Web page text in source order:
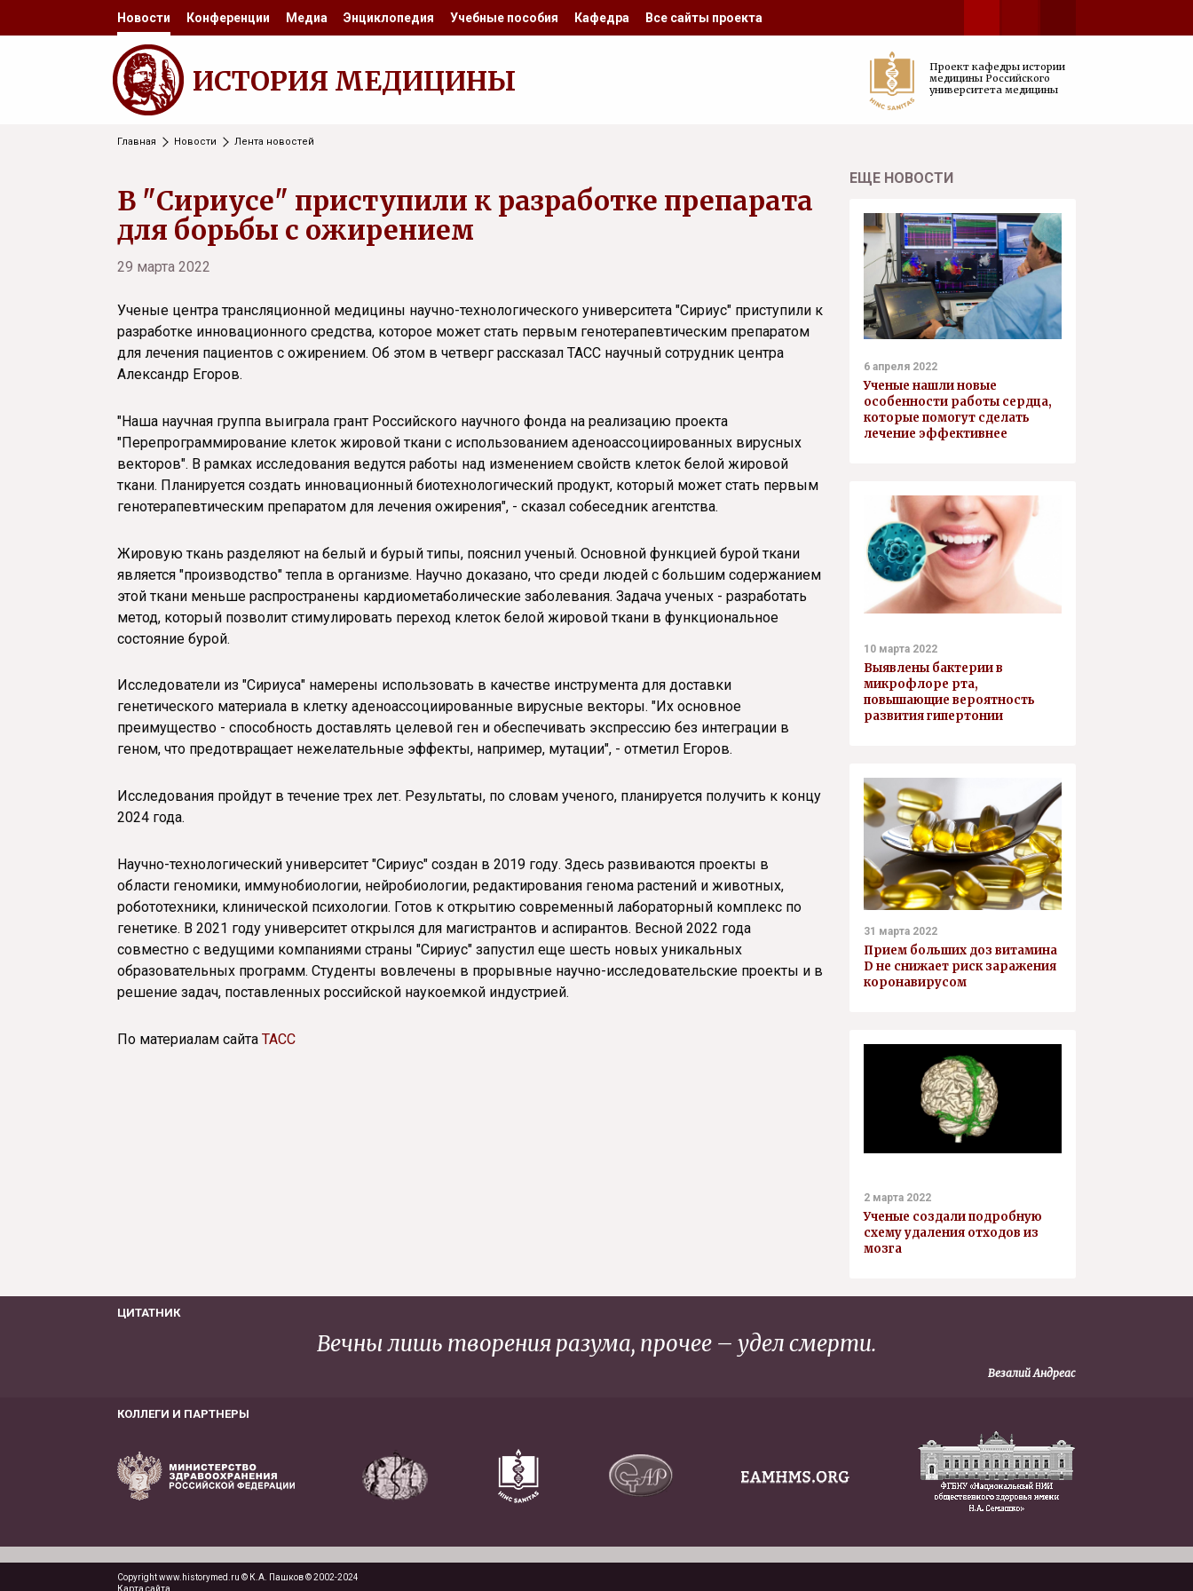
Новости Конференции Медиа Энциклопедия Учебные пособия Кафедра Все сайты проекта
ИСТОРИЯ МЕДИЦИНЫ
Проект кафедры истории
медицины Российского
университета медицины
Главная Новости Лента новостей
В "Сириусе" приступили к разработке препарата
для борьбы с ожирением
29 марта 2022
Ученые центра трансляционной медицины научно-технологического университета "Сириус" приступили к
разработке инновационного средства, которое может стать первым генотерапевтическим препаратом
для лечения пациентов с ожирением. Об этом в четверг рассказал ТАСС научный сотрудник центра
Александр Егоров.
"Наша научная группа выиграла грант Российского научного фонда на реализацию проекта
"Перепрограммирование клеток жировой ткани с использованием аденоассоциированных вирусных
векторов". В рамках исследования ведутся работы над изменением свойств клеток белой жировой
ткани. Планируется создать инновационный биотехнологический продукт, который может стать первым
генотерапевтическим препаратом для лечения ожирения", - сказал собеседник агентства.
Жировую ткань разделяют на белый и бурый типы, пояснил ученый. Основной функцией бурой ткани
является "производство" тепла в организме. Научно доказано, что среди людей с большим содержанием
этой ткани меньше распространены кардиометаболические заболевания. Задача ученых - разработать
метод, который позволит стимулировать переход клеток белой жировой ткани в функциональное
состояние бурой.
Исследователи из "Сириуса" намерены использовать в качестве инструмента для доставки
генетического материала в клетку аденоассоциированные вирусные векторы. "Их основное
преимущество - способность доставлять целевой ген и обеспечивать экспрессию без интеграции в
геном, что предотвращает нежелательные эффекты, например, мутации", - отметил Егоров.
Исследования пройдут в течение трех лет. Результаты, по словам ученого, планируется получить к концу
2024 года.
Научно-технологический университет "Сириус" создан в 2019 году. Здесь развиваются проекты в
области геномики, иммунобиологии, нейробиологии, редактирования генома растений и животных,
робототехники, клинической психологии. Готов к открытию современный лабораторный комплекс по
генетике. В 2021 году университет открылся для магистрантов и аспирантов. Весной 2022 года
совместно с ведущими компаниями страны "Сириус" запустил еще шесть новых уникальных
образовательных программ. Студенты вовлечены в прорывные научно-исследовательские проекты и в
решение задач, поставленных российской наукоемкой индустрией.
По материалам сайта ТАСС
ЕЩЕ НОВОСТИ
6 апреля 2022
Ученые нашли новые
особенности работы сердца,
которые помогут сделать
лечение эффективнее
10 марта 2022
Выявлены бактерии в
микрофлоре рта,
повышающие вероятность
развития гипертонии
31 марта 2022
Прием больших доз витамина
D не снижает риск заражения
коронавирусом
2 марта 2022
Ученые создали подробную
схему удаления отходов из
мозга
ЦИТАТНИК
Вечны лишь творения разума, прочее – удел смерти.
Везалий Андреас
КОЛЛЕГИ И ПАРТНЕРЫ
Copyright www.historymed.ru © К.А. Пашков © 2002-2024